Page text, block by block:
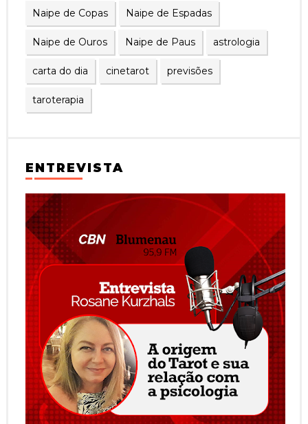
Naipe de Copas Naipe de Espadas
Naipe de Ouros Naipe de Paus astrologia
carta do dia cinetarot previsões
taroterapia
ENTREVISTA